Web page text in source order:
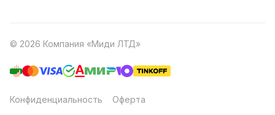
© 2026 Компания «Миди ЛТД»
Конфиденциальность Оферта